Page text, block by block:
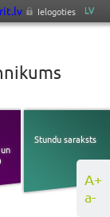
A+
a-
Ielogoties
LV
Stundu saraksts